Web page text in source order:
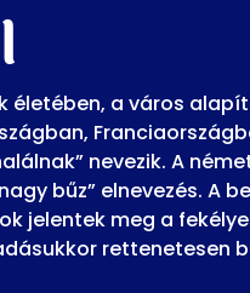
életében, a város
nevezik. A
bűz” elnevezés. A
jelentek meg a
rettenetesen